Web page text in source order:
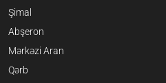
Şimal
Abşeron
Mərkəzi Aran
Qərb